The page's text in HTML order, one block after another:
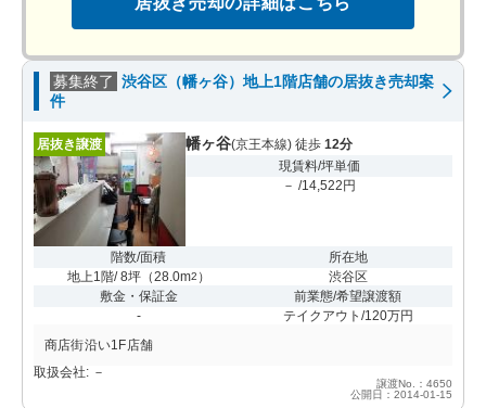
募集終了 渋谷区（幡ヶ谷）地上1階店舗の居抜き売却案
件
居抜き譲渡 幡ヶ谷(京王本線) 徒歩 12分
現賃料/坪単価
－ /14,522円
階数/面積
地上1階/ 8坪（28.0m2 ）
所在地
渋谷区
敷金・保証金
-
前業態/希望譲渡額
テイクアウト/120万円
商店街沿い1F店舗
取扱会社: －
譲渡No.：4650
公開日：2014-01-15